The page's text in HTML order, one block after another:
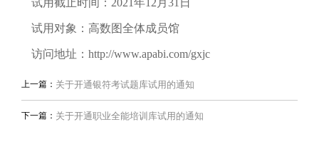
试用截止时间：2021年12月31日
试用对象：高数图全体成员馆
访问地址： http://www.apabi.com/gxjc
上一篇： 关于开通银符考试题库试用的通知
下一篇： 关于开通职业全能培训库试用的通知